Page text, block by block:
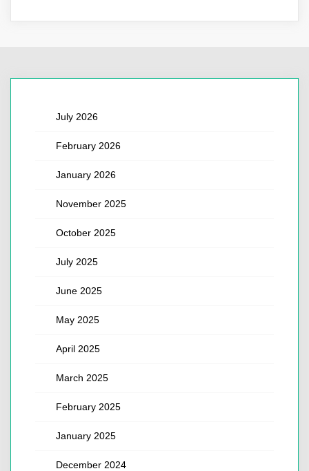
July 2026
February 2026
January 2026
November 2025
October 2025
July 2025
June 2025
May 2025
April 2025
March 2025
February 2025
January 2025
December 2024